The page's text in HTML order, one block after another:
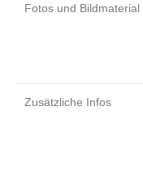
Fotos und Bildmaterial
Zusätzliche Infos